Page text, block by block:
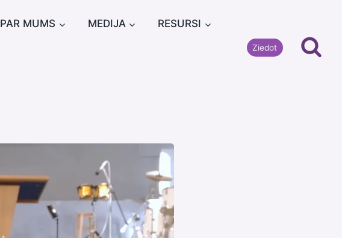
PAR MUMS MEDIJA RESURSI
Ziedot